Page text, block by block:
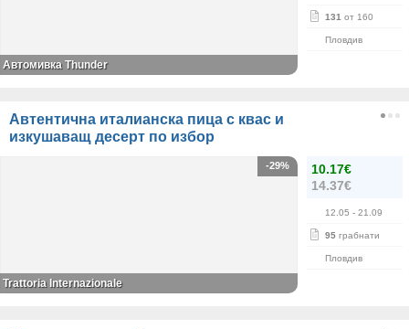
131 от 160
Пловдив
Автомивка Thunder
Автентична италианска пица с квас и
изкушаващ десерт по избор
10.17€
14.37€
12.05 - 21.09
95 грабнати
Пловдив
-29%
Trattoria Internazionale